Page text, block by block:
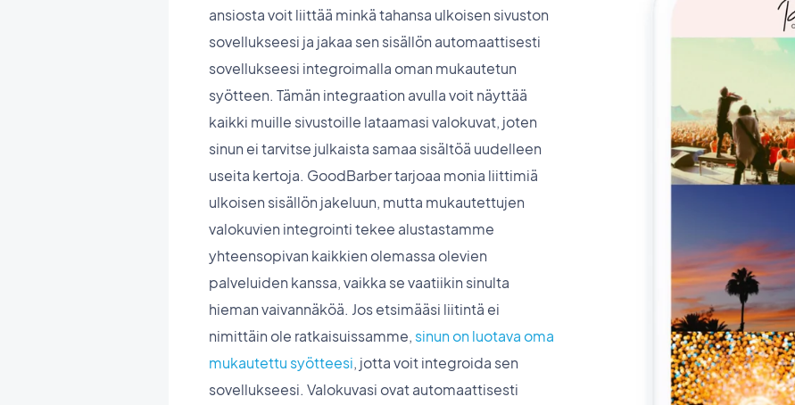
ansiosta voit liittää minkä tahansa ulkoisen sivuston
sovellukseesi ja jakaa sen sisällön automaattisesti
sovellukseesi integroimalla oman mukautetun
syötteen. Tämän integraation avulla voit näyttää
kaikki muille sivustoille lataamasi valokuvat, joten
sinun ei tarvitse julkaista samaa sisältöä uudelleen
useita kertoja. GoodBarber tarjoaa monia liittimiä
ulkoisen sisällön jakeluun, mutta mukautettujen
valokuvien integrointi tekee alustastamme
yhteensopivan kaikkien olemassa olevien
palveluiden kanssa, vaikka se vaatiikin sinulta
hieman vaivannäköä. Jos etsimääsi liitintä ei
nimittäin ole ratkaisuissamme, sinun on luotava oma
mukautettu syötteesi, jotta voit integroida sen
sovellukseesi. Valokuvasi ovat automaattisesti